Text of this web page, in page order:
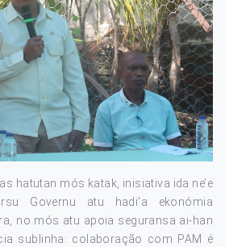
hatutan mós katak, inisiativa ida ne’e
Governu atu hadi’a ekonómia
no mós atu apoia seguransa ai-han
sublinha: colaboração com PAM é